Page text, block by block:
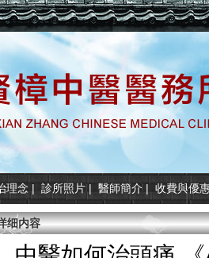
理念 | 診所照片 | 醫師簡介 | 收費與優
细内容